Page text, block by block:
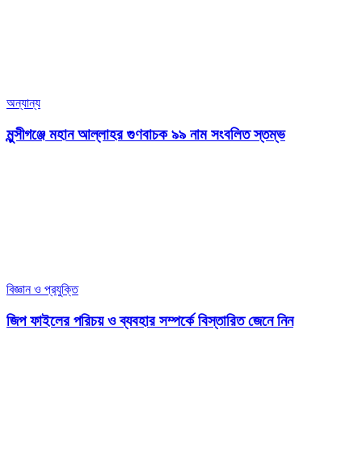
অন্যান্য
মুন্সীগঞ্জে মহান আল্লাহর গুণবাচক ৯৯ নাম সংবলিত স্তম্ভ
বিজ্ঞান ও প্রযুক্তি
জিপ ফাইলের পরিচয় ও ব্যবহার সম্পর্কে বিস্তারিত জেনে নিন